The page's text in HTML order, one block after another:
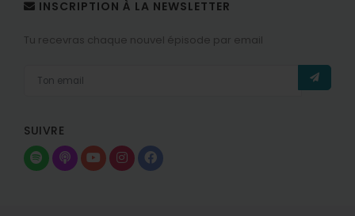
INSCRIPTION À LA NEWSLETTER
Tu recevras chaque nouvel épisode par email
SUIVRE